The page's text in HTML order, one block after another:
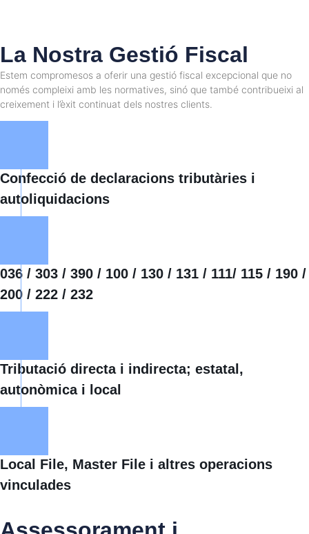
La Nostra Gestió Fiscal
Estem compromesos a oferir una gestió fiscal excepcional que no
només compleixi amb les normatives, sinó que també contribueixi al
creixement i l’èxit continuat dels nostres clients.
Confecció de declaracions tributàries i
autoliquidacions
036 / 303 / 390 / 100 / 130 / 131 / 111/ 115 / 190 /
200 / 222 / 232
Tributació directa i indirecta; estatal,
autonòmica i local
Local File, Master File i altres operacions
vinculades